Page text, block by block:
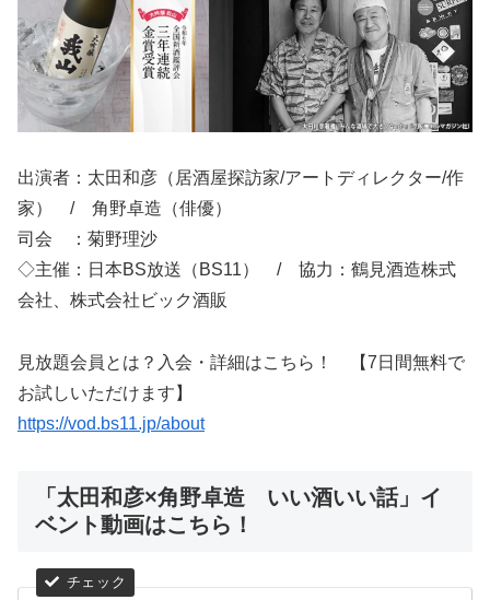
出演者：太田和彦（居酒屋探訪家/アートディレクター/作
家） / 角野卓造（俳優）
司会 ：菊野理沙
◇主催：日本BS放送（BS11） / 協力：鶴見酒造株式
会社、株式会社ビック酒販
見放題会員とは？入会・詳細はこちら！ 【7日間無料で
お試しいただけます】
https://vod.bs11.jp/about
「太田和彦×角野卓造 いい酒いい話」イ
ベント動画はこちら！